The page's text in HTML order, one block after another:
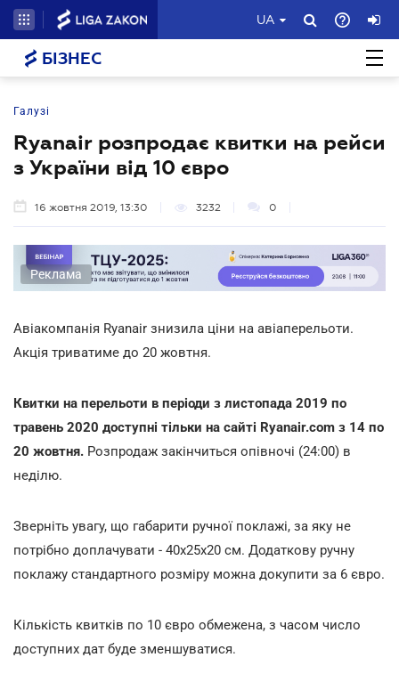
UA
БІЗНЕС
Галузі
Ryanair розпродає квитки на рейси
з України від 10 євро
16 жовтня 2019, 13:30 3232 0
Реклама
Авіакомпанія Ryanair знизила ціни на авіаперельоти.
Акція триватиме до 20 жовтня.
Квитки на перельоти в періоди з листопада 2019 по
травень 2020 доступні тільки на сайті Ryanair.com з 14 по
20 жовтня. Розпродаж закінчиться опівночі (24:00) в
неділю.
Зверніть увагу, що габарити ручної поклажі, за яку не
потрібно доплачувати - 40х25х20 см. Додаткову ручну
поклажу стандартного розміру можна докупити за 6 євро.
Кількість квитків по 10 євро обмежена, з часом число
доступних дат буде зменшуватися.